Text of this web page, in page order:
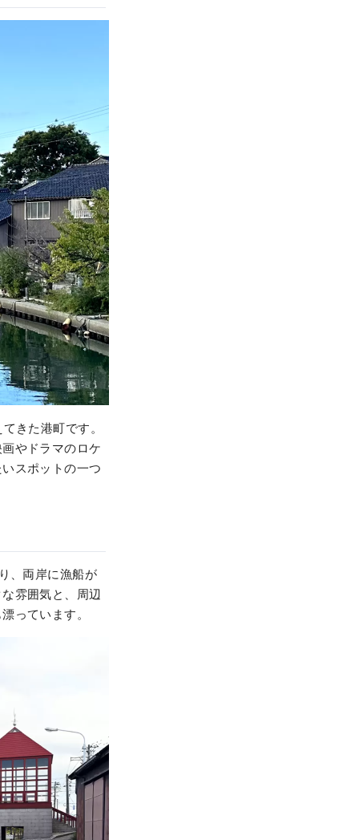
きた港町です。
やドラマのロケ
スポットの一つ
、両岸に漁船が
雰囲気と、周辺
っています。